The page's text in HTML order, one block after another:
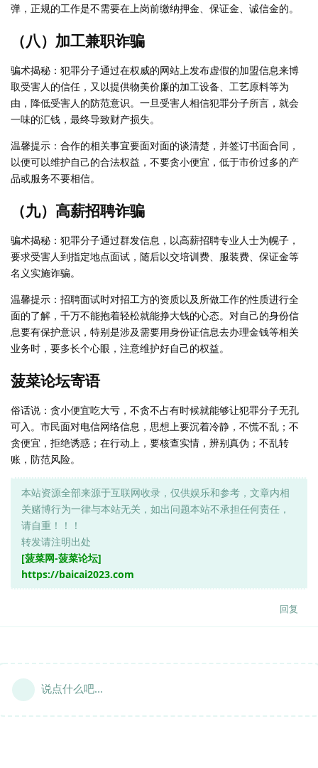
弹，正规的工作是不需要在上岗前缴纳押金、保证金、诚信金的。
（八）加工兼职诈骗
骗术揭秘：犯罪分子通过在权威的网站上发布虚假的加盟信息来博
取受害人的信任，又以提供物美价廉的加工设备、工艺原料等为
由，降低受害人的防范意识。一旦受害人相信犯罪分子所言，就会
一味的汇钱，最终导致财产损失。
温馨提示：合作的相关事宜要面对面的谈清楚，并签订书面合同，
以便可以维护自己的合法权益，不要贪小便宜，低于市价过多的产
品或服务不要相信。
（九）高薪招聘诈骗
骗术揭秘：犯罪分子通过群发信息，以高薪招聘专业人士为幌子，
要求受害人到指定地点面试，随后以交培训费、服装费、保证金等
名义实施诈骗。
温馨提示：招聘面试时对招工方的资质以及所做工作的性质进行全
面的了解，千万不能抱着轻松就能挣大钱的心态。对自己的身份信
息要有保护意识，特别是涉及需要用身份证信息去办理金钱等相关
业务时，要多长个心眼，注意维护好自己的权益。
菠菜论坛寄语
俗话说：贪小便宜吃大亏，不贪不占有时候就能够让犯罪分子无孔
可入。市民面对电信网络信息，思想上要沉着冷静，不慌不乱；不
贪便宜，拒绝诱惑；在行动上，要核查实情，辨别真伪；不乱转
账，防范风险。
本站资源全部来源于互联网收录，仅供娱乐和参考，文章内相
关赌博行为一律与本站无关，如出问题本站不承担任何责任，
请自重！！！
转发请注明出处
[菠菜网-菠菜论坛]
https://baicai2023.com
回复
说点什么吧...